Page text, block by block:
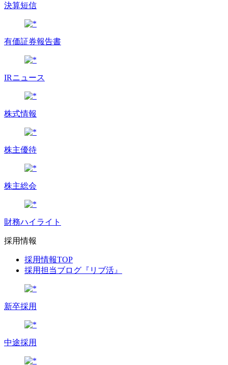
決算短信
有価証券報告書
IRニュース
株式情報
株主優待
株主総会
財務ハイライト
採用情報
採用情報TOP
採用担当ブログ『リブ活』
新卒採用
中途採用